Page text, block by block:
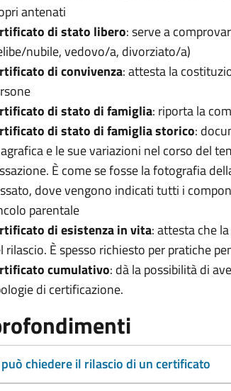
antenati
di stato libero: serve a
nubile, vedovo/a, divorziato/a)
di convivenza: attesta la
di stato di famiglia: riporta la
di stato di famiglia storico:
e le sue variazioni nel corso del
È come se fosse la fotografia
dove vengono indicati tutti i
parentale
di esistenza in vita: attesta che
rilascio. È spesso richiesto per pratiche
cumulativo: dà la possibilità di
di certificazione.
può chiedere il rilascio di un certificato